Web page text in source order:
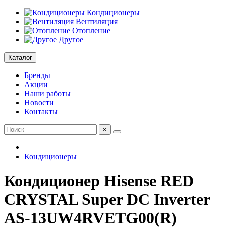
Кондиционеры
Вентиляция
Отопление
Другое
Каталог
Бренды
Акции
Наши работы
Новости
Контакты
×
Кондиционеры
Кондиционер Hisense RED
CRYSTAL Super DC Inverter
AS-13UW4RVETG00(R)